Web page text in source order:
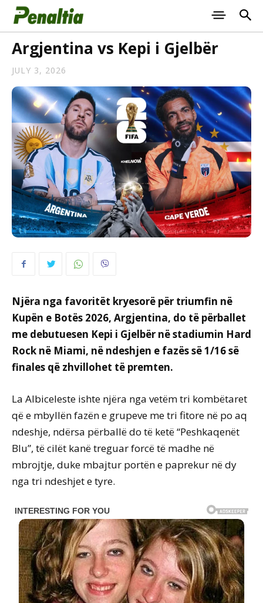
Argjentina vs Kepi i Gjelbër
JULY 3, 2026
Njëra nga favoritët kryesorë për triumfin në
Kupën e Botës 2026, Argjentina, do të përballet
me debutuesen Kepi i Gjelbër në stadiumin Hard
Rock në Miami, në ndeshjen e fazës së 1/16 së
finales që zhvillohet të premten.
La Albiceleste ishte njëra nga vetëm tri kombëtaret
që e mbyllën fazën e grupeve me tri fitore në po aq
ndeshje, ndërsa përballë do të ketë “Peshkaqenët
Blu”, të cilët kanë treguar forcë të madhe në
mbrojtje, duke mbajtur portën e paprekur në dy
nga tri ndeshjet e tyre.